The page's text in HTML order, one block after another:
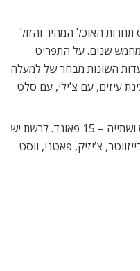
תחרות האוכל המהיר והזול
מחמש שנים. על התפריט
השונות מבחר של למעלה
עיזים, עם צ’ילי, עם סלט
מחיר ארוחה ממוצעת: המבורגר, צ’יפס ושתייה – 15 פאונד. לרשת יש
צ’יזיק, פאטני, ווסט